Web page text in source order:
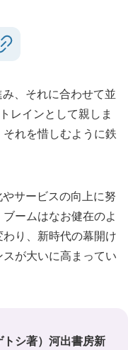
、それに合わせて並
レインとして親しま
れを惜しむように鉄
サービスの向上に努
ームはなお健在のよ
り、新時代の幕開け
が大いに高まってい
トシ著）河出書房新